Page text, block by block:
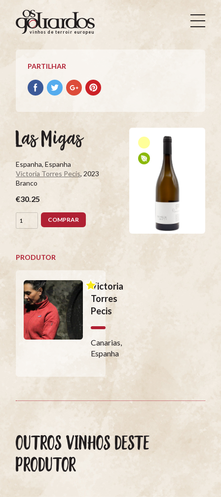
Os
Goliardos
Vinhos
Terroir
Europeus
vinhos de terroir europeus
PARTILHAR
Partilhar
no
Partilhar
no
Partilhar
no
Partilhar
no
Las Migas
Espanha, Espanha
Victoria Torres Pecis, 2023
Branco
€30.25
COMPRAR
PRODUTOR
Victoria
Torres
Pecis
Canarias,
Espanha
OUTROS VINHOS DESTE
PRODUTOR